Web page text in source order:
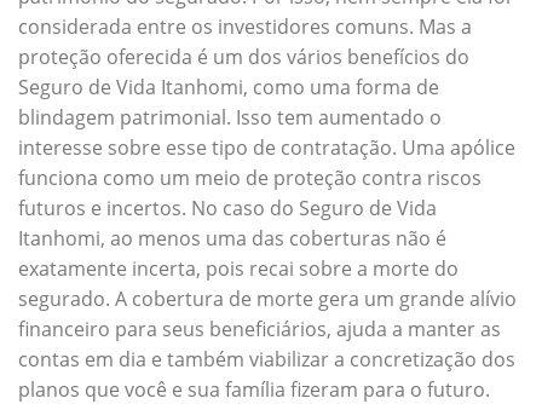
considerada entre os investidores comuns. Mas a
proteção oferecida é um dos vários benefícios do
Seguro de Vida Itanhomi, como uma forma de
blindagem patrimonial. Isso tem aumentado o
interesse sobre esse tipo de contratação. Uma apólice
funciona como um meio de proteção contra riscos
futuros e incertos. No caso do Seguro de Vida
Itanhomi, ao menos uma das coberturas não é
exatamente incerta, pois recai sobre a morte do
segurado. A cobertura de morte gera um grande alívio
financeiro para seus beneficiários, ajuda a manter as
contas em dia e também viabilizar a concretização dos
planos que você e sua família fizeram para o futuro.